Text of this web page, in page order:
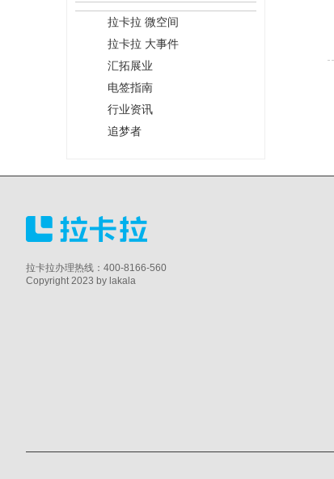
拉卡拉 微空间
拉卡拉 大事件
汇拓展业
电签指南
行业资讯
追梦者
拉卡拉办理热线：400-8166-560
Copyright 2023 by lakala